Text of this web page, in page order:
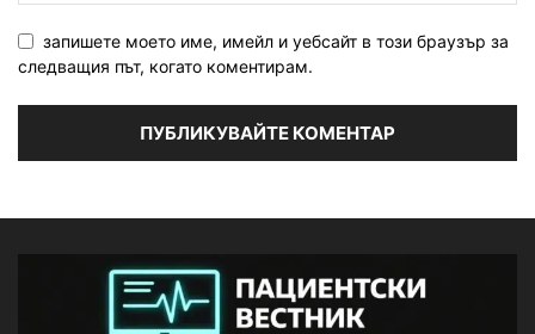
запишете моето име, имейл и уебсайт в този браузър за
следващия път, когато коментирам.